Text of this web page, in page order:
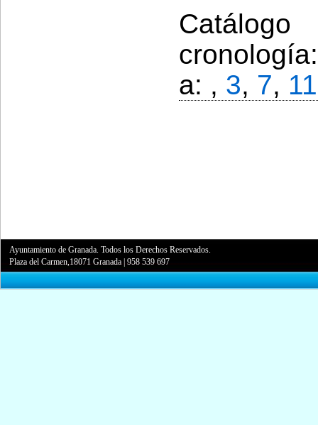
a: , 3, 7, 11
Ayuntamiento de Granada. Todos los Derechos Reservados.
Plaza del Carmen,18071 Granada |958 539 697